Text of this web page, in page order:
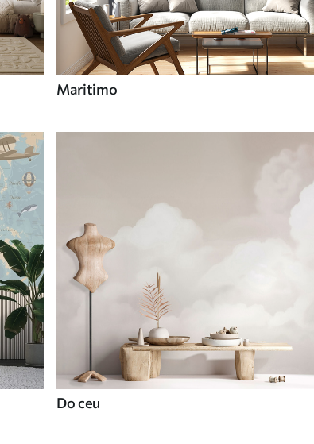
Maritimo
Do ceu